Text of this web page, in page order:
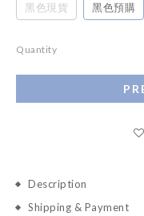
黑色現貨 黑色預購
Quantity
Description
Shipping & Payment